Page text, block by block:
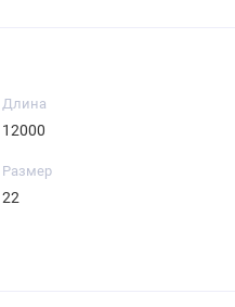
Длина
12000
Размер
22